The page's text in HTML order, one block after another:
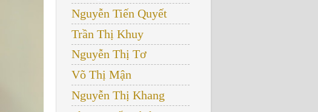
Nguyễn Tiến Quyết
Trần Thị Khuy
Nguyễn Thị Tơ
Võ Thị Mận
Nguyễn Thị Khang